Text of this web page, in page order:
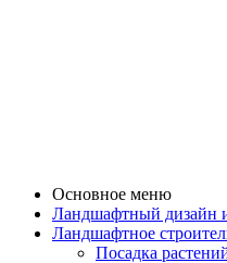
Основное меню
Ландшафтный дизайн
Ландшафтное
Посадка